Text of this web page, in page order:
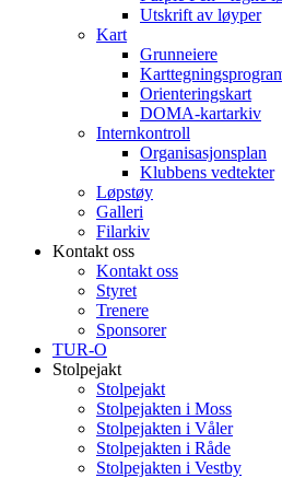
Utskrift av løyper
Kart
Grunneiere
Orienteringskart
DOMA-kartarkiv
Internkontroll
Organisasjonsplan
Klubbens vedtekter
Løpstøy
Galleri
Filarkiv
Kontakt oss
Kontakt oss
Styret
Trenere
Sponsorer
TUR-O
Stolpejakt
Stolpejakt
Stolpejakten i Moss
Stolpejakten i Våler
Stolpejakten i Råde
Stolpejakten i Vestby